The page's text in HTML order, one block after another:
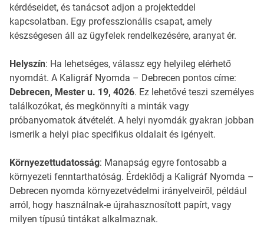
kérdéseidet, és tanácsot adjon a projekteddel
kapcsolatban. Egy professzionális csapat, amely
készségesen áll az ügyfelek rendelkezésére, aranyat ér.
Helyszín: Ha lehetséges, válassz egy helyileg elérhető
nyomdát. A Kaligráf Nyomda – Debrecen pontos címe:
Debrecen, Mester u. 19, 4026. Ez lehetővé teszi személyes
találkozókat, és megkönnyíti a minták vagy
próbanyomatok átvételét. A helyi nyomdák gyakran jobban
ismerik a helyi piac specifikus oldalait és igényeit.
Környezettudatosság: Manapság egyre fontosabb a
környezeti fenntarthatóság. Érdeklődj a Kaligráf Nyomda –
Debrecen nyomda környezetvédelmi irányelveiről, például
arról, hogy használnak-e újrahasznosított papírt, vagy
milyen típusú tintákat alkalmaznak.